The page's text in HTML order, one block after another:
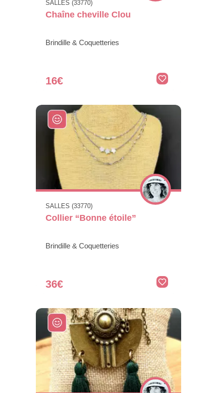
SALLES (33770)
Chaîne cheville Clou
Brindille & Coquetteries
16€
SALLES (33770)
Collier “Bonne étoile”
Brindille & Coquetteries
36€